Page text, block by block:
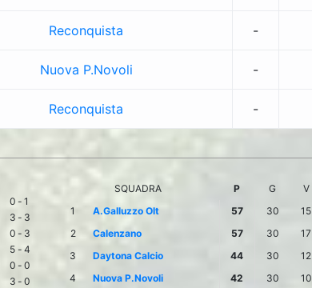
Reconquista -
Nuova P.Novoli -
Reconquista -
0 - 1
3 - 3
0 - 3
5 - 4
0 - 0
3 - 0
SQUADRA P G V
1
A.Galluzzo Olt 57 30 15
2
Calenzano 57 30 17
3
Daytona Calcio 44 30 12
4
Nuova P.Novoli 42 30 10